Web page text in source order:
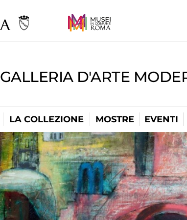
GALLERIA D'ARTE
LA COLLEZIONE MOSTRE EVENTI